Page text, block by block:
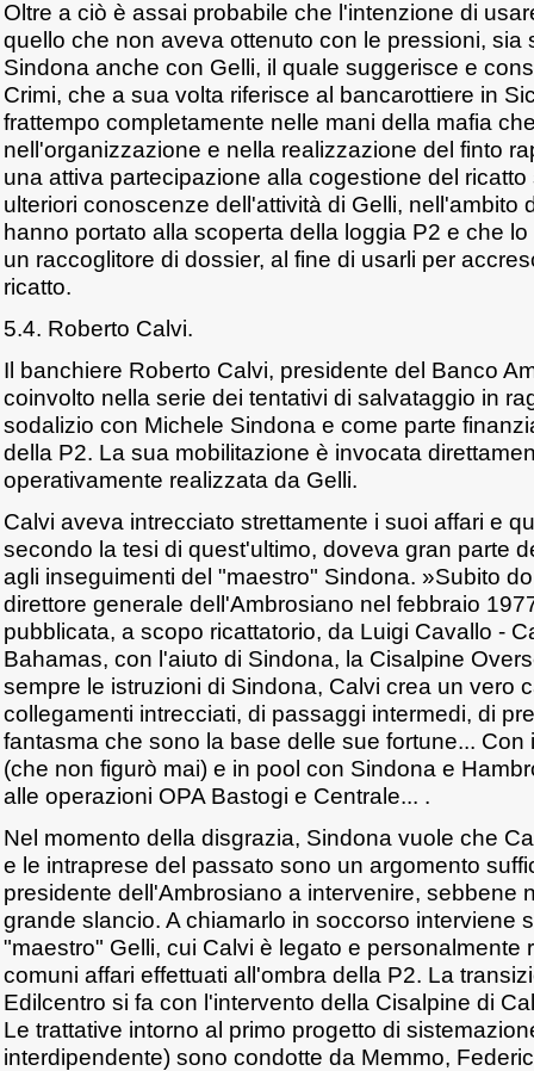
Oltre a ciò è assai probabile che l'intenzione di
quello che non aveva ottenuto con le pressioni, sia
Sindona anche con Gelli, il quale suggerisce e
Crimi, che a sua volta riferisce al bancarottiere in
frattempo completamente nelle mani della mafia
nell'organizzazione e nella realizzazione del finto
una attiva partecipazione alla cogestione del
ulteriori conoscenze dell'attività di Gelli, nell'ambito
hanno portato alla scoperta della loggia P2 e che
un raccoglitore di dossier, al fine di usarli per
ricatto.
5.4. Roberto Calvi.
Il banchiere Roberto Calvi, presidente del Banco
coinvolto nella serie dei tentativi di salvataggio in
sodalizio con Michele Sindona e come parte
della P2. La sua mobilitazione è invocata
operativamente realizzata da Gelli.
Calvi aveva intrecciato strettamente i suoi affari e
secondo la tesi di quest'ultimo, doveva gran parte
agli inseguimenti del "maestro" Sindona. »Subito
direttore generale dell'Ambrosiano nel febbraio
pubblicata, a scopo ricattatorio, da Luigi Cavallo -
Bahamas, con l'aiuto di Sindona, la Cisalpine
sempre le istruzioni di Sindona, Calvi crea un vero
collegamenti intrecciati, di passaggi intermedi, di
fantasma che sono la base delle sue fortune... Con
(che non figurò mai) e in pool con Sindona e
alle operazioni OPA Bastogi e Centrale... .
Nel momento della disgrazia, Sindona vuole che
e le intraprese del passato sono un argomento
presidente dell'Ambrosiano a intervenire, sebbene
grande slancio. A chiamarlo in soccorso interviene
"maestro" Gelli, cui Calvi è legato e personalmente
comuni affari effettuati all'ombra della P2. La
Edilcentro si fa con l'intervento della Cisalpine di
Le trattative intorno al primo progetto di
interdipendente) sono condotte da Memmo,